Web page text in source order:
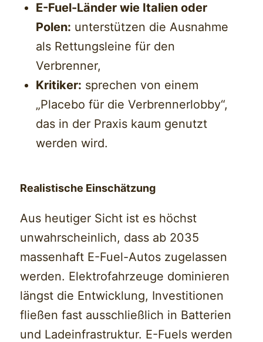
E-Fuel-Länder wie Italien oder
Polen: unterstützen die Ausnahme
als Rettungsleine für den
Verbrenner,
Kritiker: sprechen von einem
„Placebo für die Verbrennerlobby“,
das in der Praxis kaum genutzt
werden wird.
Realistische Einschätzung
Aus heutiger Sicht ist es höchst
unwahrscheinlich, dass ab 2035
massenhaft E-Fuel-Autos zugelassen
werden. Elektrofahrzeuge dominieren
längst die Entwicklung, Investitionen
fließen fast ausschließlich in Batterien
und Ladeinfrastruktur. E-Fuels werden